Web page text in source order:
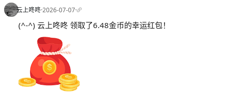
云上咚咚·2026-07-07·
(^-^) 云上咚咚 领取了6.48金币的幸运红包！